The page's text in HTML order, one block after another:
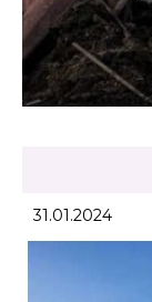
31.01.2024